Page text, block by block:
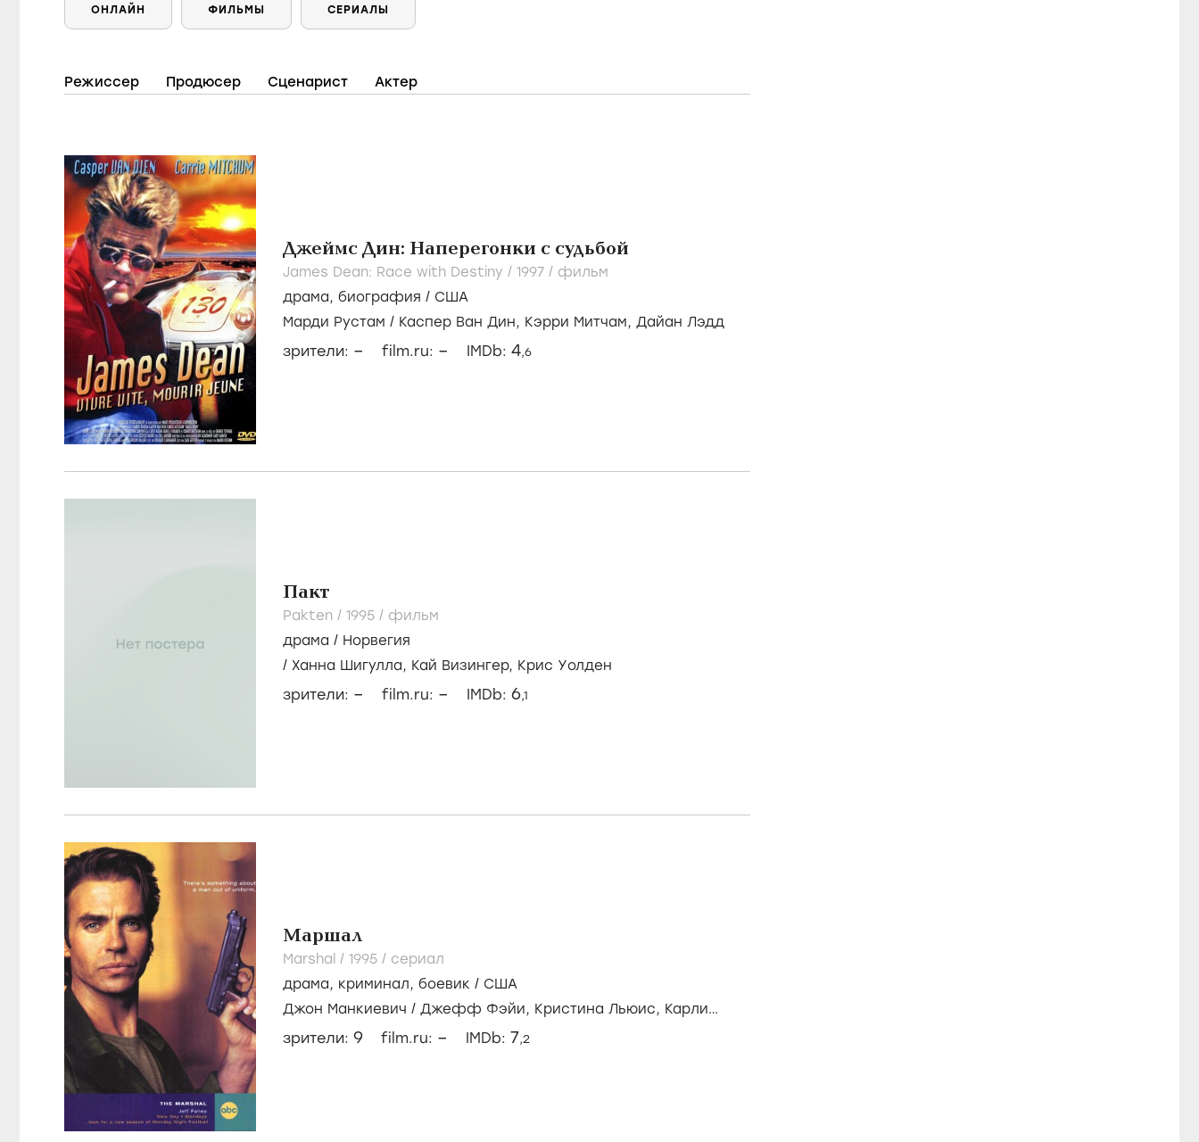
ОНЛАЙН ФИЛЬМЫ СЕРИАЛЫ
Режиссер Продюсер Сценарист Актер
Джеймс Дин: Наперегонки с судьбой
James Dean: Race with Destiny / 1997 / фильм
драма, биография / США
Марди Рустам / Каспер Ван Дин, Кэрри Митчам, Дайан Лэдд
зрители: – film.ru: – IMDb: 4,6
Пакт
Pakten / 1995 / фильм
драма / Норвегия
/ Ханна Шигулла, Кай Визингер, Крис Уолден
зрители: – film.ru: – IMDb: 6,1
Маршал
Marshal / 1995 / сериал
драма, криминал, боевик / США
Джон Манкиевич / Джефф Фэйи, Кристина Льюис, Карли
зрители: 9 film.ru: – IMDb: 7,2